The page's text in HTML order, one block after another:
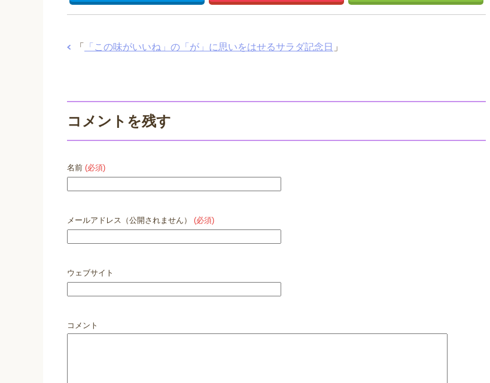
「 「この味がいいね」の「が」に思いをはせるサラダ記念日 」
コメントを残す
名前 (必須)
メールアドレス（公開されません） (必須)
ウェブサイト
コメント